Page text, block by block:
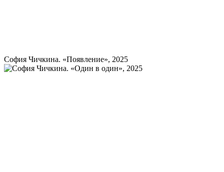
София Чичкина. «Появление», 2025